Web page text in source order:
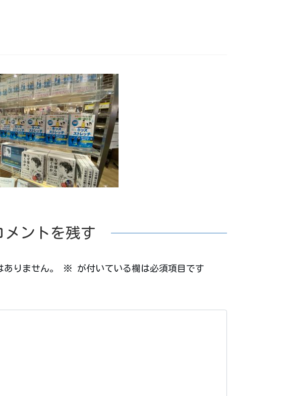
メントを残す
りません。 ※ が付いている欄は必須項目です